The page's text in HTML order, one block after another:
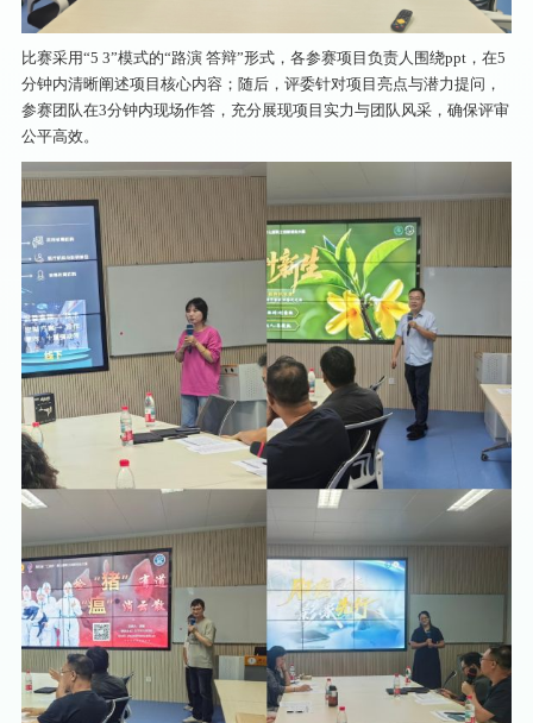
比赛采用“5 3”模式的“路演 答辩”形式，各参赛项目负责人围绕ppt，在5
分钟内清晰阐述项目核心内容；随后，评委针对项目亮点与潜力提问，
参赛团队在3分钟内现场作答，充分展现项目实力与团队风采，确保评审
公平高效。